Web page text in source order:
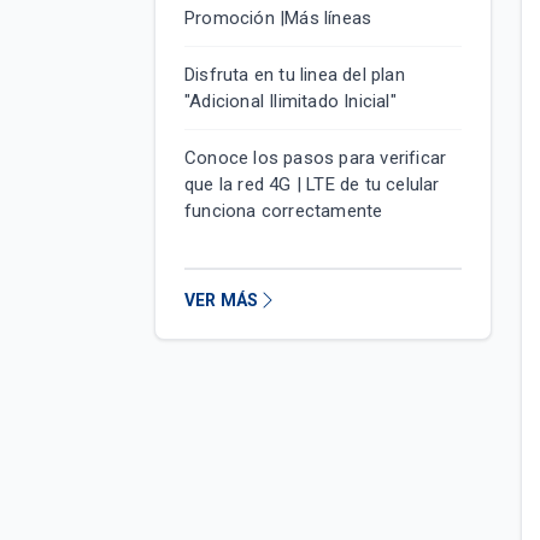
Promoción |Más líneas
Disfruta en tu linea del plan
"Adicional Ilimitado Inicial"
Conoce los pasos para verificar
que la red 4G | LTE de tu celular
funciona correctamente
VER MÁS